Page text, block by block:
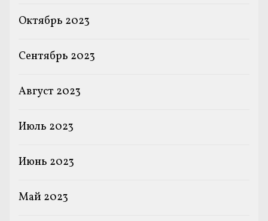
Октябрь 2023
Сентябрь 2023
Август 2023
Июль 2023
Июнь 2023
Май 2023